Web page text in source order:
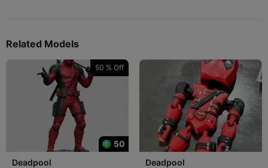
Related Models
50 % Off
50
Deadpool
Deadpool